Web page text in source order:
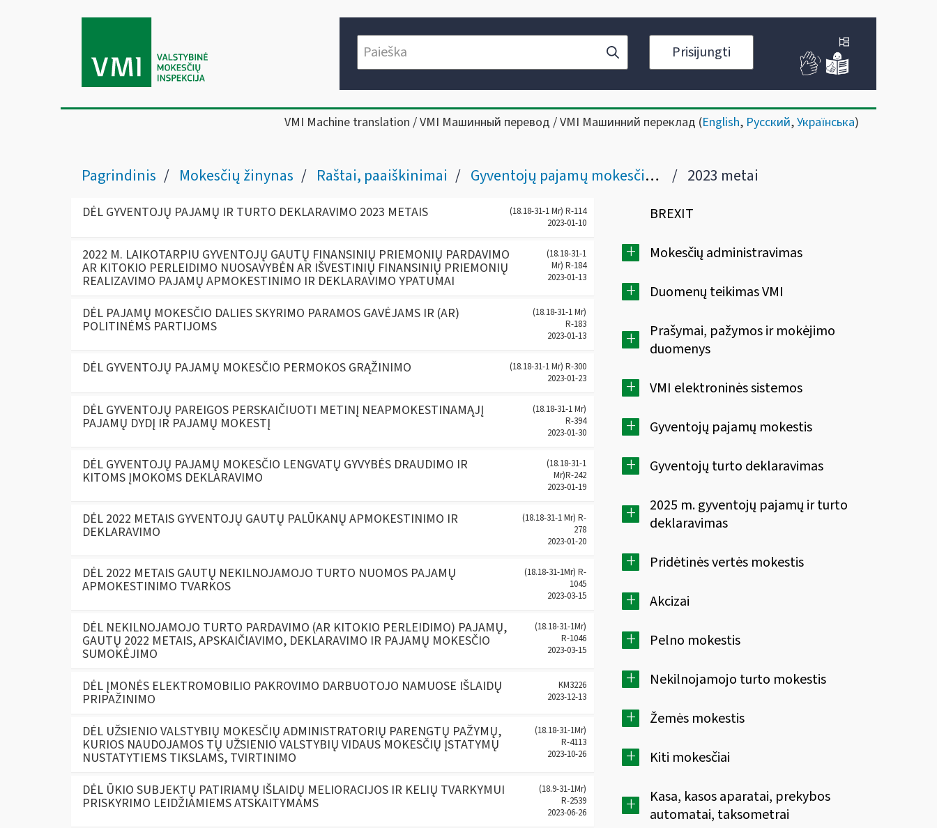
Prisijungti
VMI Machine translation / VMI Машинный перевод / VMI Машинний переклад (English, Русский,Українська)
Pagrindinis Mokesčių žinynas Raštai, paaiškinimai Gyventojų pajamų mokesčio klausimais 2023 metai
BREXIT
+ Mokesčių administravimas
+ Duomenų teikimas VMI
+
Prašymai, pažymos ir mokėjimo
duomenys
+ VMI elektroninės sistemos
+ Gyventojų pajamų mokestis
+ Gyventojų turto deklaravimas
+
2025 m. gyventojų pajamų ir turto
deklaravimas
+ Pridėtinės vertės mokestis
+ Akcizai
+ Pelno mokestis
+ Nekilnojamojo turto mokestis
+ Žemės mokestis
+ Kiti mokesčiai
+
Kasa, kasos aparatai, prekybos
automatai, taksometrai
DĖL GYVENTOJŲ PAJAMŲ IR TURTO DEKLARAVIMO 2023 METAIS
(18.18-31-1 Mr) R-114
2023-01-10
2022 M. LAIKOTARPIU GYVENTOJŲ GAUTŲ FINANSINIŲ PRIEMONIŲ PARDAVIMO
AR KITOKIO PERLEIDIMO NUOSAVYBĖN AR IŠVESTINIŲ FINANSINIŲ PRIEMONIŲ
REALIZAVIMO PAJAMŲ APMOKESTINIMO IR DEKLARAVIMO YPATUMAI
(18.18-31-1
Mr) R-184
2023-01-13
DĖL PAJAMŲ MOKESČIO DALIES SKYRIMO PARAMOS GAVĖJAMS IR (AR)
POLITINĖMS PARTIJOMS
(18.18-31-1 Mr)
R-183
2023-01-13
DĖL GYVENTOJŲ PAJAMŲ MOKESČIO PERMOKOS GRĄŽINIMO
(18.18-31-1 Mr) R-300
2023-01-23
DĖL GYVENTOJŲ PAREIGOS PERSKAIČIUOTI METINĮ NEAPMOKESTINAMĄJĮ
PAJAMŲ DYDĮ IR PAJAMŲ MOKESTĮ
(18.18-31-1 Mr)
R-394
2023-01-30
DĖL GYVENTOJŲ PAJAMŲ MOKESČIO LENGVATŲ GYVYBĖS DRAUDIMO IR
KITOMS ĮMOKOMS DEKLARAVIMO
(18.18-31-1
Mr)R-242
2023-01-19
DĖL 2022 METAIS GYVENTOJŲ GAUTŲ PALŪKANŲ APMOKESTINIMO IR
DEKLARAVIMO
(18.18-31-1 Mr) R-
278
2023-01-20
DĖL 2022 METAIS GAUTŲ NEKILNOJAMOJO TURTO NUOMOS PAJAMŲ
APMOKESTINIMO TVARKOS
(18.18-31-1Mr) R-
1045
2023-03-15
DĖL NEKILNOJAMOJO TURTO PARDAVIMO (AR KITOKIO PERLEIDIMO) PAJAMŲ,
GAUTŲ 2022 METAIS, APSKAIČIAVIMO, DEKLARAVIMO IR PAJAMŲ MOKESČIO
SUMOKĖJIMO
(18.18-31-1Mr)
R-1046
2023-03-15
DĖL ĮMONĖS ELEKTROMOBILIO PAKROVIMO DARBUOTOJO NAMUOSE IŠLAIDŲ
PRIPAŽINIMO
KM3226
2023-12-13
DĖL UŽSIENIO VALSTYBIŲ MOKESČIŲ ADMINISTRATORIŲ PARENGTŲ PAŽYMŲ,
KURIOS NAUDOJAMOS TŲ UŽSIENIO VALSTYBIŲ VIDAUS MOKESČIŲ ĮSTATYMŲ
NUSTATYTIEMS TIKSLAMS, TVIRTINIMO
(18.18-31-1Mr)
R-4113
2023-10-26
DĖL ŪKIO SUBJEKTŲ PATIRIAMŲ IŠLAIDŲ MELIORACIJOS IR KELIŲ TVARKYMUI
PRISKYRIMO LEIDŽIAMIEMS ATSKAITYMAMS
(18.9-31-1Mr)
R-2539
2023-06-26